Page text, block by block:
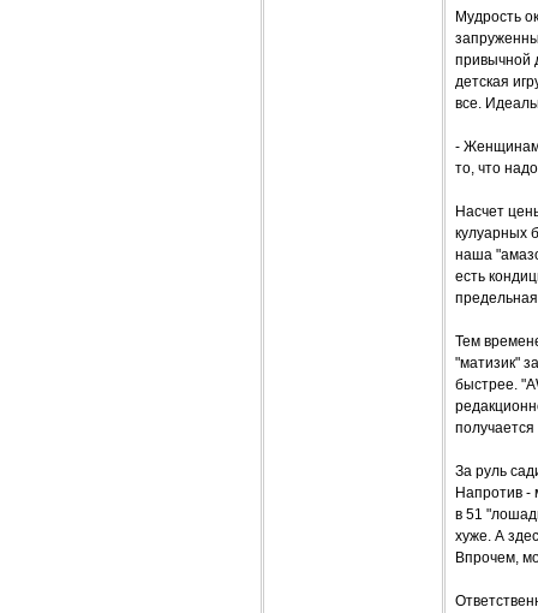
Мудрость
привычной
детская
все.
- Женщинам
то, что
Насчет
кулуарных
наша
есть
Тем
"матизик"
быстрее.
За руль
Напротив -
в 51
хуже. А
Впрочем,